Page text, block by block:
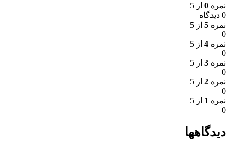
نمره 0 از 5
0 دیدگاه
نمره 5 از 5
0
نمره 4 از 5
0
نمره 3 از 5
0
نمره 2 از 5
0
نمره 1 از 5
0
دیدگاهها